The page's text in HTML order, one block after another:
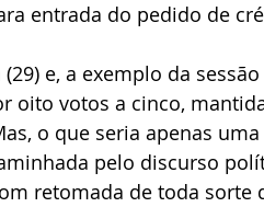
entrada do pedido de
e, a exemplo da
oito votos a cinco,
o que seria apenas
pelo discurso
retomada de toda sorte